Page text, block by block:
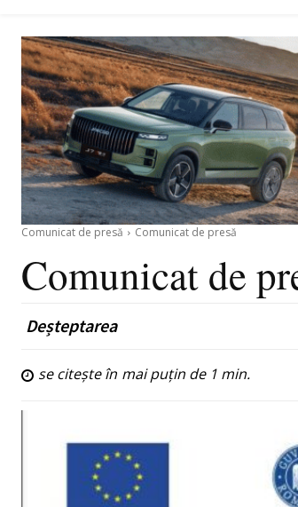
Comunicat de presă Comunicat de presă
Comunicat de
Deșteptarea
se citește în mai puțin de 1 min.